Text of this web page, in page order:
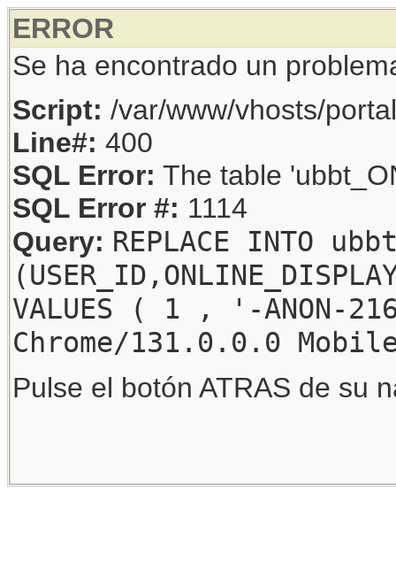
ERROR
Se ha encontrado un
Script: /var/www/vhosts/
Line#: 400
SQL Error: The table
SQL Error #: 1114
Query: REPLACE INTO
VALUES ( 1 , '-
Chrome/131.0.0.0
Pulse el botón ATRAS de su